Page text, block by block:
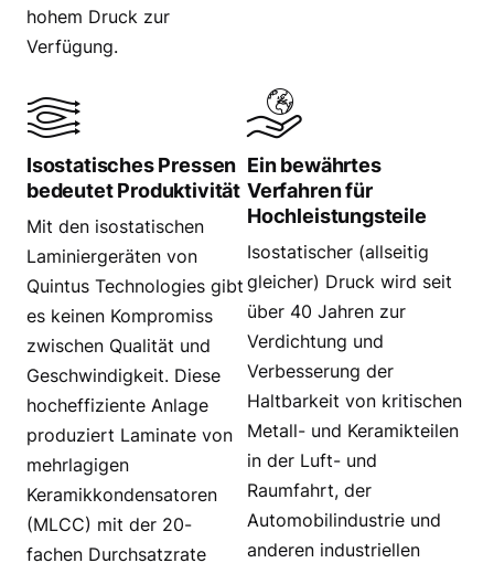
hohem Druck zur
Verfügung.
Isostatisches Pressen
bedeutet Produktivität
Mit den isostatischen
Laminiergeräten von
Quintus Technologies gibt
es keinen Kompromiss
zwischen Qualität und
Geschwindigkeit. Diese
hocheffiziente Anlage
produziert Laminate von
mehrlagigen
Keramikkondensatoren
(MLCC) mit der 20-
fachen Durchsatzrate
Ein bewährtes
Verfahren für
Hochleistungsteile
Isostatischer (allseitig
gleicher) Druck wird seit
über 40 Jahren zur
Verdichtung und
Verbesserung der
Haltbarkeit von kritischen
Metall- und Keramikteilen
in der Luft- und
Raumfahrt, der
Automobilindustrie und
anderen industriellen